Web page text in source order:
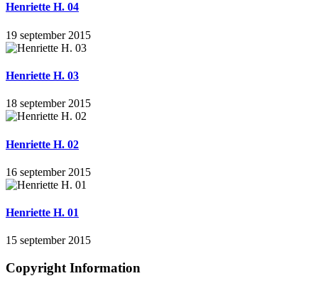
Henriette H. 04
19 september 2015
Henriette H. 03
18 september 2015
Henriette H. 02
16 september 2015
Henriette H. 01
15 september 2015
Copyright Information